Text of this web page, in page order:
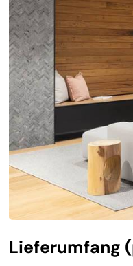
Lieferumfang